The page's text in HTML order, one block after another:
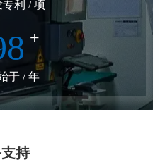
利 / 项
+
于 / 年
持